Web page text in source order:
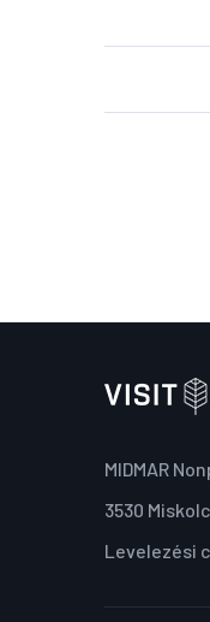
MIDMAR
3530
Levelezési